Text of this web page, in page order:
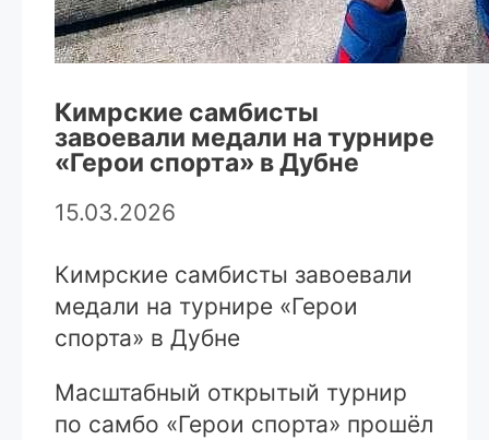
Кимрские самбисты
завоевали медали на турнире
«Герои спорта» в Дубне
15.03.2026
Кимрские самбисты завоевали
медали на турнире «Герои
спорта» в Дубне
Масштабный открытый турнир
по самбо «Герои спорта» прошёл